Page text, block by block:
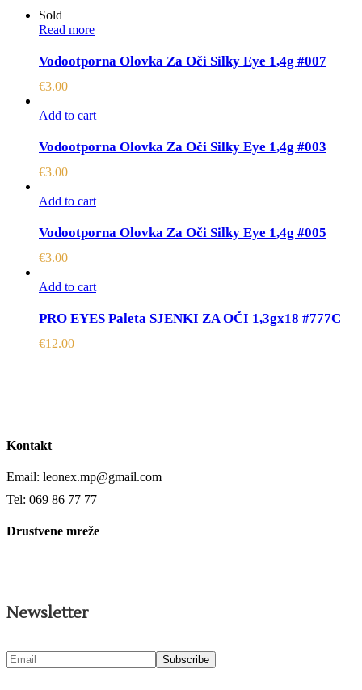
Sold
Read more
Vodootporna Olovka Za Oči Silky Eye 1,4g #007
€3.00
Add to cart
Vodootporna Olovka Za Oči Silky Eye 1,4g #003
€3.00
Add to cart
Vodootporna Olovka Za Oči Silky Eye 1,4g #005
€3.00
Add to cart
PRO EYES Paleta SJENKI ZA OČI 1,3gx18 #777C
€12.00
Kontakt
Email: leonex.mp@gmail.com
Tel: 069 86 77 77
Drustvene mreže
Newsletter